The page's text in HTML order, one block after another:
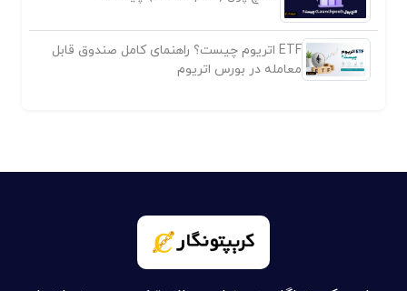
لانچ پول (Launchpool) چیست؟
ETF اتریوم چیست؟ راهنمای کامل صندوق قابل
معامله در بورس اتریوم